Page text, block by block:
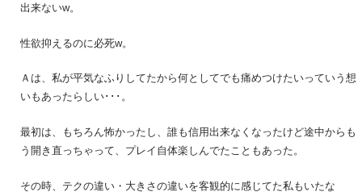
出来ないw。
性欲抑えるのに必死w。
Ａは、私が平気なふりしてたから何としてでも痛めつけたいっていう想
いもあったらしい･･･。
最初は、もちろん怖かったし、誰も信用出来なくなったけど途中からも
う開き直っちゃって、プレイ自体楽しんでたこともあった。
その時、テクの違い・大きさの違いを客観的に感じてた私もいたな